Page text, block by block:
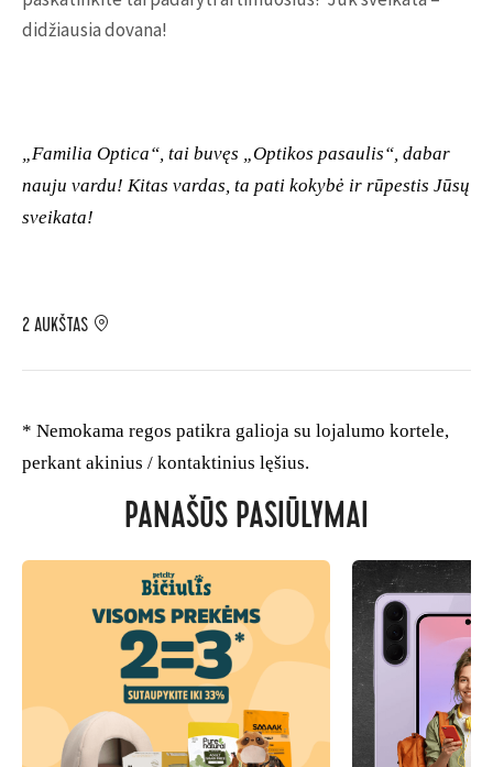
didžiausia dovana!
„Familia Optica“, tai buvęs „Optikos pasaulis“, dabar
nauju vardu! Kitas vardas, ta pati kokybė ir rūpestis Jūsų
sveikata!
2 AUKŠTAS
* Nemokama regos patikra galioja su lojalumo kortele,
perkant akinius / kontaktinius lęšius.
PANAŠŪS PASIŪLYMAI